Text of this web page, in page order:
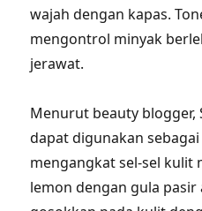
wajah dengan kapas.
mengontrol minyak
jerawat.
Menurut beauty blogger,
dapat digunakan
mengangkat sel-sel kulit
lemon dengan gula pasir